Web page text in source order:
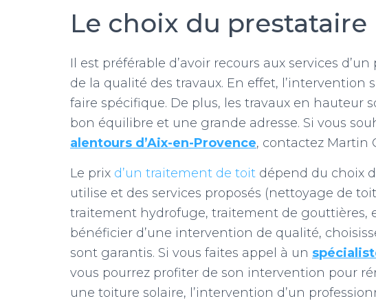
Le choix du prestataire
Il est préférable d’avoir recours aux services
de la qualité des travaux. En effet, l’intervention
faire spécifique. De plus, les travaux en hauteur
bon équilibre et une grande adresse. Si vous
alentours d’Aix-en-Provence, contactez Martin
Le prix d’un traitement de toit dépend du choix
utilise et des services proposés (nettoyage de
traitement hydrofuge, traitement de gouttières,
bénéficier d’une intervention de qualité,
sont garantis. Si vous faites appel à un
vous pourrez profiter de son intervention pour
une toiture solaire, l’intervention d’un